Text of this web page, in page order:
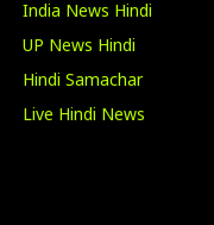
India News Hindi
UP News Hindi
Hindi Samachar
Live Hindi News